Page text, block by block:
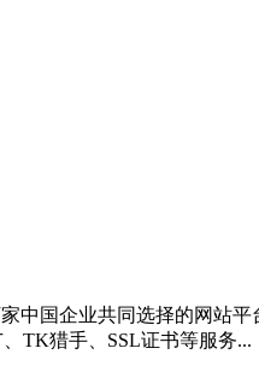
国企业共同选择的网站
TK猎手、SSL证书等服务...